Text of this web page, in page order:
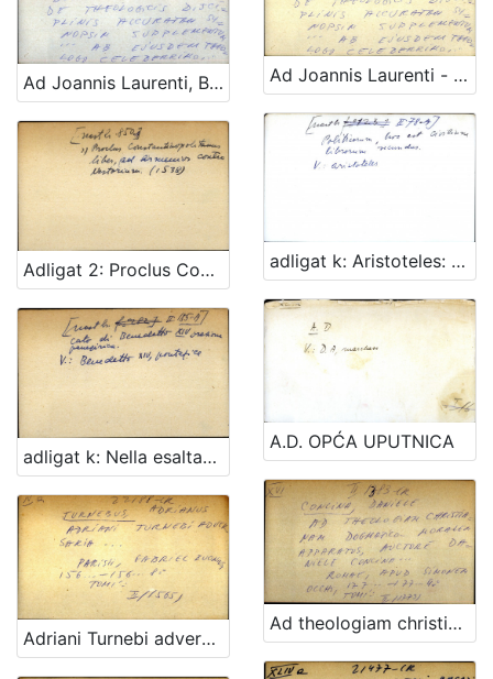
Ad Joannis Laurenti, Berti librorum XXXVII de theologicis disciplinis accuratam synopsim supplementum ab ejusdem theologo celebrrimo Ad Joannis Laurenti - dupli scan!!!
Adligat 2: Proclus Constanstinopolitanus: liber ad Armenios contra Nestorium adligat k: Aristoteles: Politicorum, hoc est civilium librorum secundus
adligat k: Nella esaltazione al sommo pontificato di Benedetto XIV oratione panegirico
A.D. OPĆA UPUTNICA
Adriani Turnebi adversaria...
Ad theologiam christianam. Dogmatico moralem apparatus, auctore Daniele Concina...